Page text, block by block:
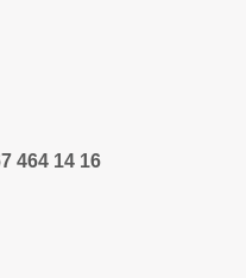
464 14 16